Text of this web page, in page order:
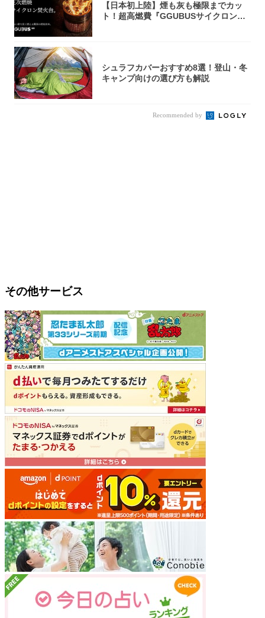
【日本初上陸】煙も灰も極限までカッ
ト！超高燃費『GGUBUSサイクロン焚
シュラフカバーおすすめ8選！登山・冬
キャンプ向けの選び方も解説
Recommended by
その他サービス